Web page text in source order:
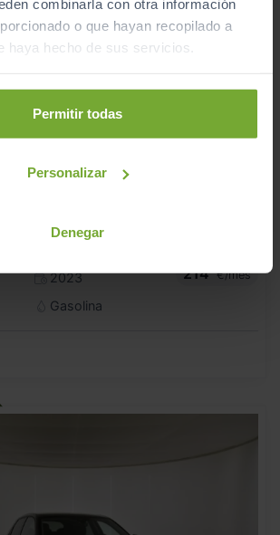
combinarla con otra información
o que hayan recopilado a
haya hecho de sus servicios.
Permitir todas
Personalizar
Denegar
2023
Gasolina
214 €/mes